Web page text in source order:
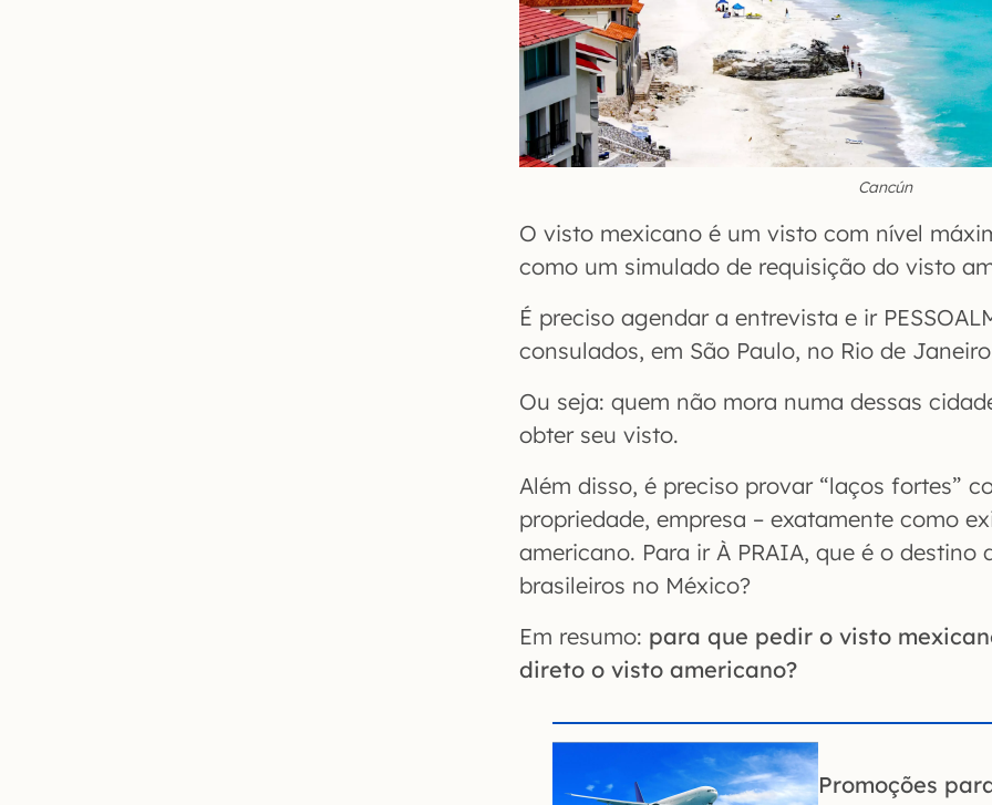
Cancún
O visto mexicano é um visto com nível
como um simulado de requisição do visto
É preciso agendar a entrevista e ir
consulados, em São Paulo, no Rio de
Ou seja: quem não mora numa dessas
obter seu visto.
Além disso, é preciso provar “laços fortes”
propriedade, empresa – exatamente como
americano. Para ir À PRAIA, que é o destino
brasileiros no México?
Em resumo: para que pedir o visto
direto o visto americano?
Promoções